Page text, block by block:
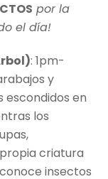
por la
el día!
: 1pm-
y
escondidos en
los
criatura
insectos